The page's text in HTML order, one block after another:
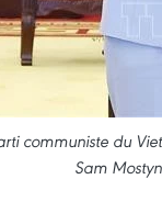
communiste du
Sam